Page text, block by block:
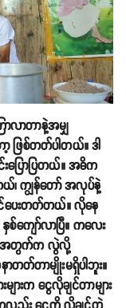
လာတာနဲ့အမျှ
ြစ်တတ်ပါတယ်။ ဒါ
ြောပြတယ်။ အဓိက
တယ်၊ ကျွန်တော် အလုပ်နဲ့
ပေးတတ်တယ်။ လိုနေ
ျော်လာပြီ။ ကလေး
အတွက်က လွဲလို့
ာတတ်တာမျိုးမရှိပါဘူး။
ျားက ငွေလိုချင်တာများ